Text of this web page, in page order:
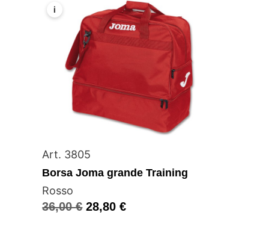
i
Art. 3805
Borsa Joma grande Training
Rosso
36,00€ 28,80€